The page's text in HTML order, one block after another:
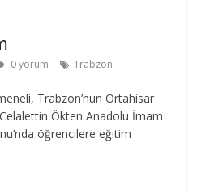
0 yorum Trabzon
Trabzon’nun Ortahisar
Ökten Anadolu İmam
öğrencilere eğitim